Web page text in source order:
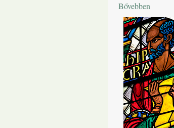
Bővebben